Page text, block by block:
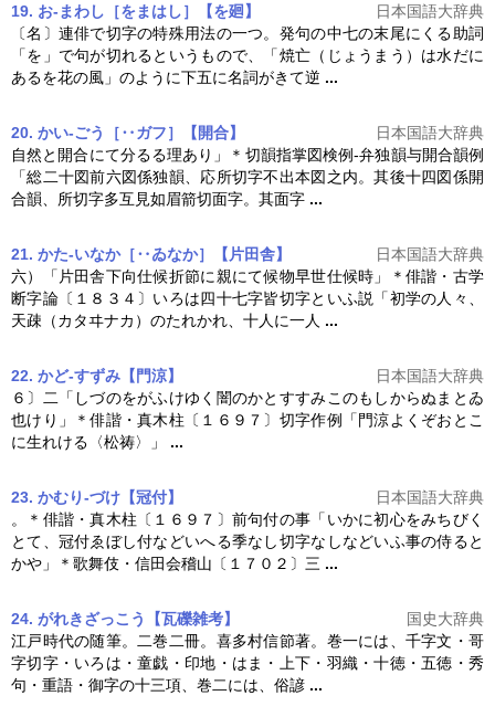
19. お‐まわし［をまはし］【を廻】
日本国語大辞典
〔名〕連俳で切字の特殊用法の一つ。発句の中七の末尾にくる助詞
「を」で句が切れるというもので、「焼亡（じょうまう）は水だに
あるを花の風」のように下五に名詞がきて逆 ...
20. かい‐ごう［‥ガフ］【開合】
日本国語大辞典
自然と開合にて分るる理あり」＊切韻指掌図検例‐弁独韻与開合韻例
「総二十図前六図係独韻、応所切字不出本図之内。其後十四図係開
合韻、所切字多互見如眉箭切面字。其面字 ...
21. かた‐いなか［‥ゐなか］【片田舎】
日本国語大辞典
六）「片田舎下向仕候折節に親にて候物早世仕候時」＊俳諧・古学
断字論〔１８３４〕いろは四十七字皆切字といふ説「初学の人々、
天疎（カタヰナカ）のたれかれ、十人に一人 ...
22. かど‐すずみ【門涼】
日本国語大辞典
６〕二「しづのをがふけゆく闇のかとすすみこのもしからぬまとゐ
也けり」＊俳諧・真木柱〔１６９７〕 切字作例「門涼よくぞおとこ
に生れける〈松祷〉」 ...
23. かむり‐づけ【冠付】
日本国語大辞典
。＊俳諧・真木柱〔１６９７〕前句付の事「いかに初心をみちびく
とて、冠付ゑぼし付などいへる季なし切字なしなどいふ事の侍ると
かや」＊歌舞伎・信田会稽山〔１７０２〕三 ...
24. がれきざっこう【瓦礫雑考】
国史大辞典
江戸時代の随筆。二巻二冊。喜多村信節著。巻一には、千字文・哥
字切字・いろは・童戯・印地・はま・上下・羽織・十徳・五徳・秀
句・重語・御字の十三項、巻二には、俗諺 ...